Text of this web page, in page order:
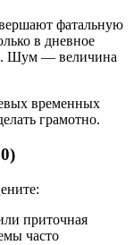
фатальную
в дневное
Шум — величина
временных
грамотно.
приточная
часто